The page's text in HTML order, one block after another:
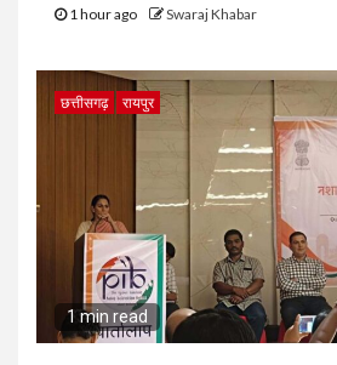
1 hour ago Swaraj Khabar
छत्तीसगढ़ रायपुर
1 min read